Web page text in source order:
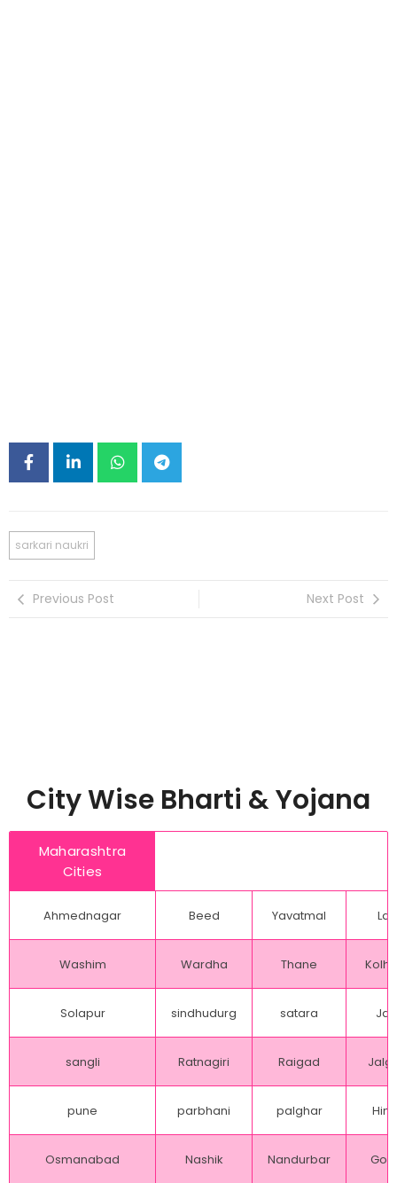
sarkari naukri
Previous Post Next Post
City Wise Bharti & Yojana
Maharashtra
Cities
Ahmednagar Beed Yavatmal
Washim Wardha Thane
Solapur sindhudurg satara
sangli Ratnagiri Raigad
pune parbhani palghar
Osmanabad Nashik Nandurbar